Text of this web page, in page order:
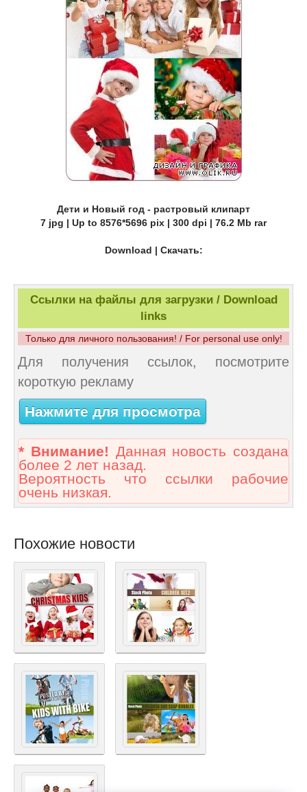
Дети и Новый год - растровый клипарт
7 jpg | Up to 8576*5696 pix | 300 dpi | 76.2 Mb rar
Download | Скачать:
Ссылки на файлы для загрузки / Download
links
Только для личного пользования! / For personal use only!
Для получения ссылок, посмотрите
короткую рекламу
Нажмите для просмотра
* Внимание! Данная новость создана
более 2 лет назад.
Вероятность что ссылки рабочие
очень низкая.
Похожие новости